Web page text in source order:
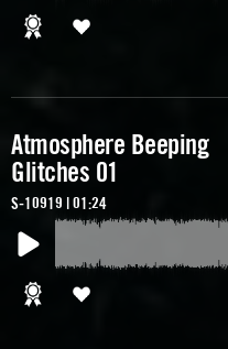
Atmosphere Beeping
Glitches 01
S-10919 | 01:24